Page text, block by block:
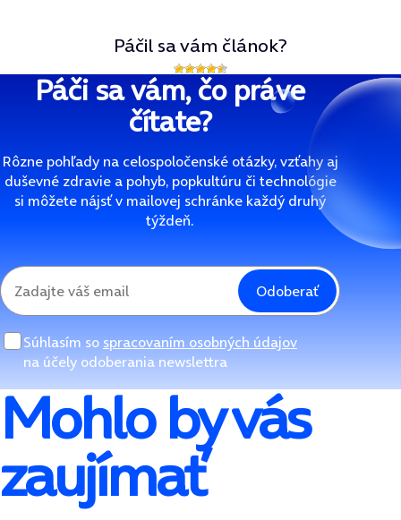
Páčil sa vám článok?
Páči sa vám, čo práve
čítate?
Rôzne pohľady na celospoločenské otázky, vzťahy aj
duševné zdravie a pohyb, popkultúru či technológie
si môžete nájsť v mailovej schránke každý druhý
týždeň.
Odoberať
Súhlasím so spracovaním osobných údajov
na účely odoberania newslettra
Mohlo by vás
zaujímať